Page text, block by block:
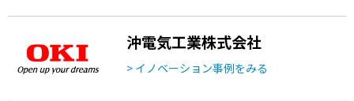
沖電気工業株式会社
> イノベーション事例をみる